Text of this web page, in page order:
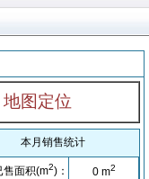
地图定位
本月销售统计
售面积(m2)： 0m2